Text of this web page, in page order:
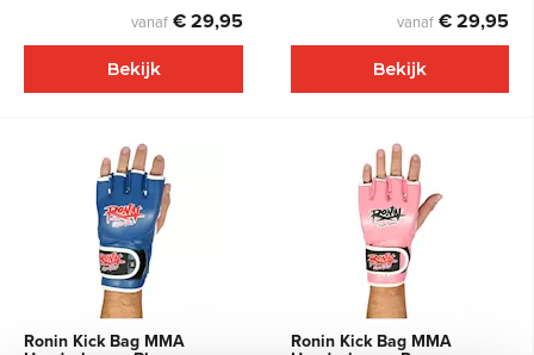
vanaf € 29,95
Bekijk
vanaf € 29,95
Bekijk
Ronin Kick Bag MMA Ronin Kick Bag MMA